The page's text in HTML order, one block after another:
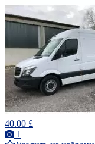
40.00 £
1